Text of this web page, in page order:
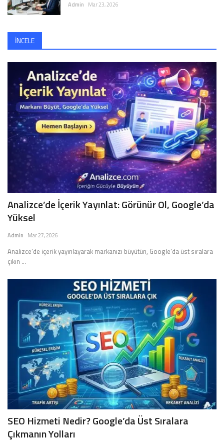
Admin Mar 23, 2026
İNCELE
Analizce’de İçerik Yayınlat: Görünür Ol, Google’da
Yüksel
Admin Mar 27, 2026
Analizce’de içerik yayınlayarak markanızı büyütün, Google’da üst sıralara
çıkın ...
SEO Hizmeti Nedir? Google’da Üst Sıralara
Çıkmanın Yolları